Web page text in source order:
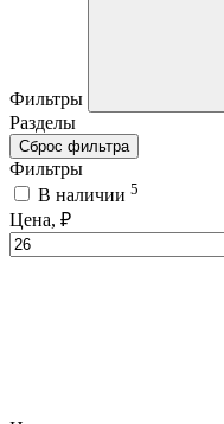
Фильтры
Разделы
Сброс фильтра
Фильтры
В наличии 5
Цена, ₽